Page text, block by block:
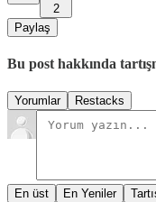
2
Paylaş
Bu post hakkında
Yorumlar Restacks
En üst En Yeniler